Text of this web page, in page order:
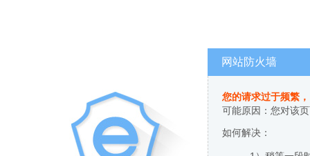
网站防火墙
您的请求过于频繁
可能原因：您对该
如何解决：